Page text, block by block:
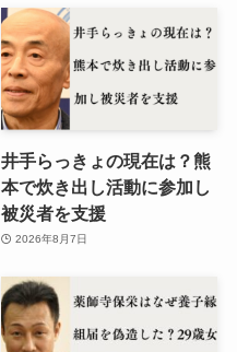
井手らっきょの現在は？熊
本で炊き出し活動に参加し
被災者を支援
2026年8月7日